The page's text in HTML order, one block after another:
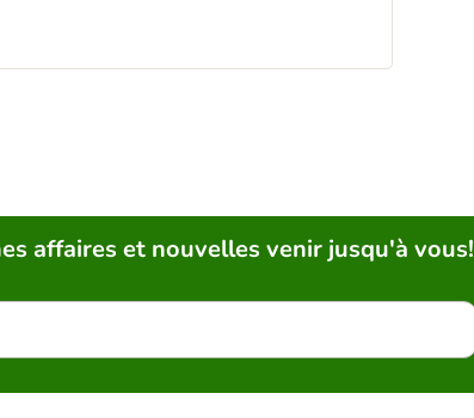
affaires et nouvelles venir jusqu'à vous!